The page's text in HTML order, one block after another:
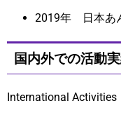
2019年 日本あ
国内外での活動
International Activities